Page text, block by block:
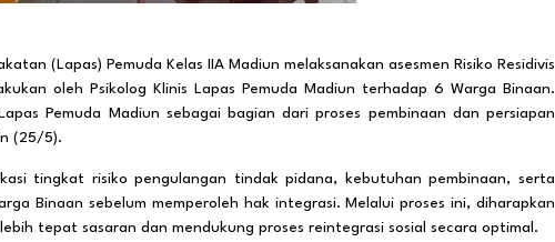
(Lapas) Pemuda Kelas IIA Madiun melaksanakan asesmen Risiko Residivis
oleh Psikolog Klinis Lapas Pemuda Madiun terhadap 6 Warga Binaan.
Pemuda Madiun sebagai bagian dari proses pembinaan dan persiapan
(25/5).
tingkat risiko pengulangan tindak pidana, kebutuhan pembinaan, serta
Binaan sebelum memperoleh hak integrasi. Melalui proses ini, diharapkan
tepat sasaran dan mendukung proses reintegrasi sosial secara optimal.